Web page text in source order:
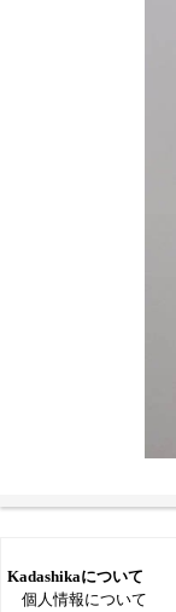
Kadashikaについて
個人情報について